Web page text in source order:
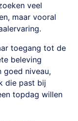
veel
maar vooral
toegang tot de
beleving
goed niveau,
die past bij
topdag willen